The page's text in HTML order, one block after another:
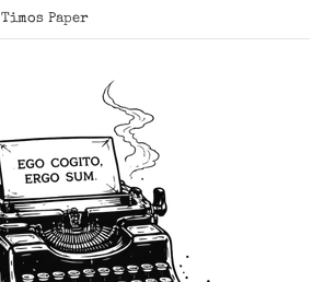
Timos Paper